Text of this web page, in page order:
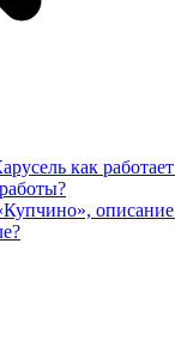
как
описание